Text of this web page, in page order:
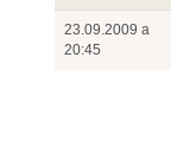
23.09.2009 a
20:45